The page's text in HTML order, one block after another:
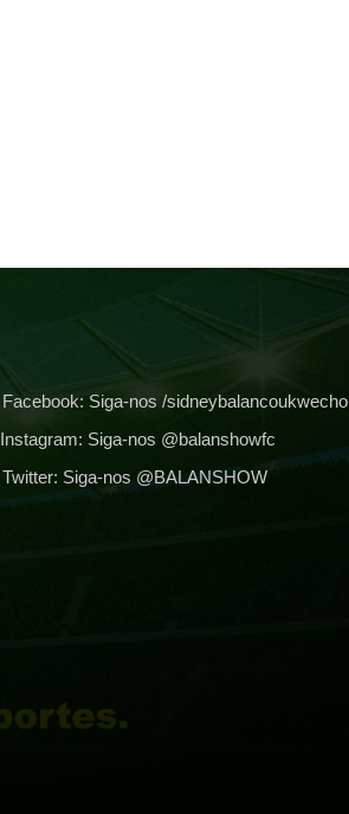
Facebook: Siga-nos /sidneybalancoukwecho
Instagram: Siga-nos @balanshowfc
Twitter: Siga-nos @BALANSHOW